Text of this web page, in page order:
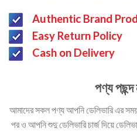
Authentic Brand
Easy Return Policy
Cash on Delivery
পণ্য পছন্দ
আমাদের সকল পণ্য আপনি ডেলিভারি এর
পর ও আপনি শুদু ডেলিভারি চার্জ দিয়ে